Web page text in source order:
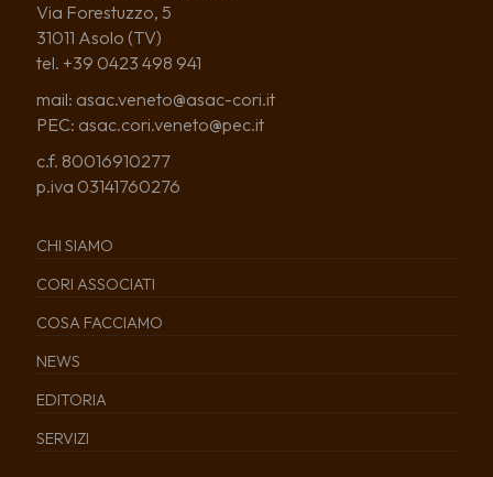
Via Forestuzzo, 5
31011 Asolo (TV)
tel. +39 0423 498 941
mail: asac.veneto@asac-cori.it
PEC: asac.cori.veneto@pec.it
c.f. 80016910277
p.iva 03141760276
CHI SIAMO
CORI ASSOCIATI
COSA FACCIAMO
NEWS
EDITORIA
SERVIZI